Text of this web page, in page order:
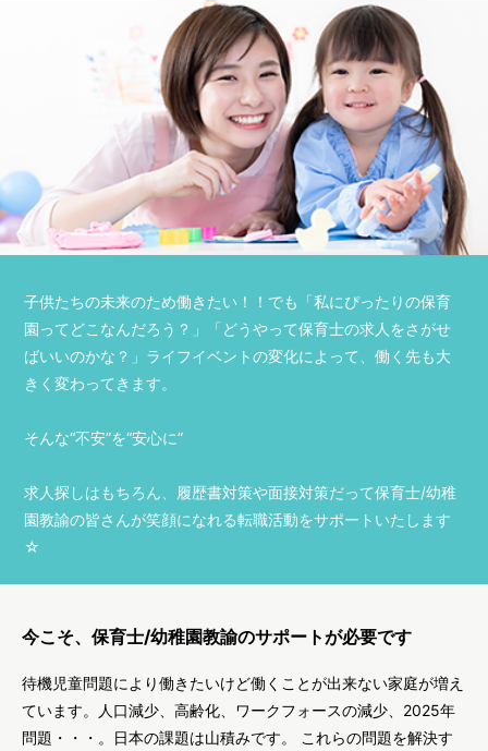
子供たちの未来のため働きたい！！でも「私にぴったりの保育
園ってどこなんだろう？」「どうやって保育士の求人をさがせ
ばいいのかな？」ライフイベントの変化によって、働く先も大
きく変わってきます。
そんな“不安”を“安心に”
求人探しはもちろん、履歴書対策や面接対策だって保育士/幼稚
園教諭の皆さんが笑顔になれる転職活動をサポートいたします
☆
今こそ、保育士/幼稚園教諭のサポートが必要です
待機児童問題により働きたいけど働くことが出来ない家庭が増え
ています。人口減少、高齢化、ワークフォースの減少、2025年
問題・・・。日本の課題は山積みです。 これらの問題を解決す